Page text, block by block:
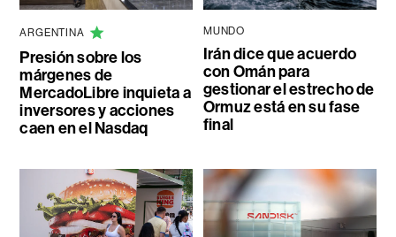
ARGENTINA
Presión sobre los
márgenes de
MercadoLibre inquieta a
inversores y acciones
caen en el Nasdaq
MUNDO
Irán dice que acuerdo
con Omán para
gestionar el estrecho de
Ormuz está en su fase
final